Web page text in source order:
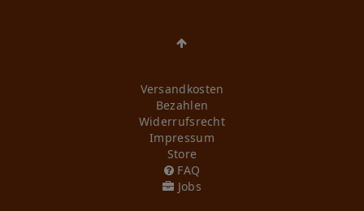
Versandkosten
Bezahlen
Widerrufs­recht
Impressum
Store
FAQ
Jobs